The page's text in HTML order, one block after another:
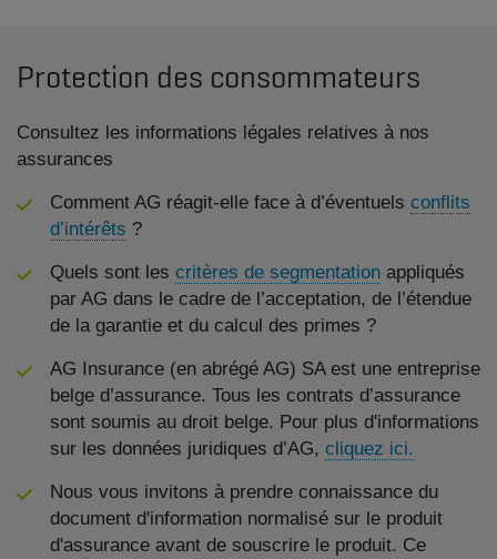
Protection des consommateurs
Consultez les informations légales relatives à nos
assurances
Comment AG réagit-elle face à d’éventuels conflits
d’intérêts ?
Quels sont les critères de segmentation appliqués
par AG dans le cadre de l’acceptation, de l’étendue
de la garantie et du calcul des primes ?
AG Insurance (en abrégé AG) SA est une entreprise
belge d’assurance. Tous les contrats d’assurance
sont soumis au droit belge. Pour plus d'informations
sur les données juridiques d’AG, cliquez ici.
Nous vous invitons à prendre connaissance du
document d'information normalisé sur le produit
d'assurance avant de souscrire le produit. Ce